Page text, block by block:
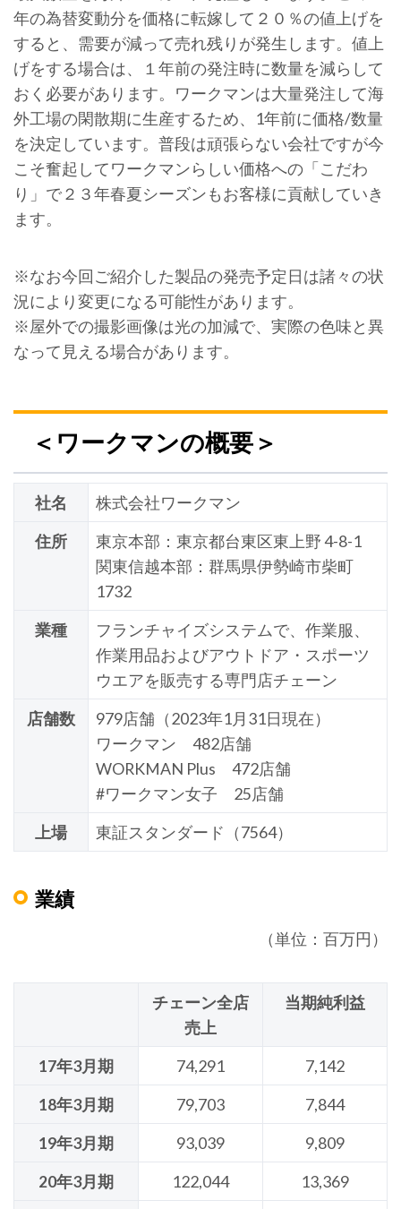
年の為替変動分を価格に転嫁して２０％の値上げを
すると、需要が減って売れ残りが発生します。値上
げをする場合は、１年前の発注時に数量を減らして
おく必要があります。ワークマンは大量発注して海
外工場の閑散期に生産するため、1年前に価格/数量
を決定しています。普段は頑張らない会社ですが今
こそ奮起してワークマンらしい価格への「こだわ
り」で２３年春夏シーズンもお客様に貢献していき
ます。
※なお今回ご紹介した製品の発売予定日は諸々の状
況により変更になる可能性があります。
※屋外での撮影画像は光の加減で、実際の色味と異
なって見える場合があります。
＜ワークマンの概要＞
社名
株式会社ワークマン
住所
東京本部：東京都台東区東上野 4-8-1
関東信越本部：群馬県伊勢崎市柴町
1732
業種
フランチャイズシステムで、作業服、
作業用品およびアウトドア・スポーツ
ウエアを販売する専門店チェーン
店舗数
979店舗（2023年1月31日現在）
ワークマン 482店舗
WORKMAN Plus 472店舗
#ワークマン女子 25店舗
上場
東証スタンダード（7564）
業績
（単位：百万円）
チェーン全店
売上
当期純利益
17年3月期 74,291
7,142
18年3月期
79,703
7,844
19年3月期
93,039
9,809
20年3月期
122,044
13,369